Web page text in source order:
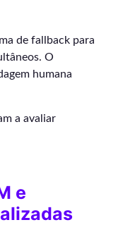
de fallback para
O
humana
a avaliar
e